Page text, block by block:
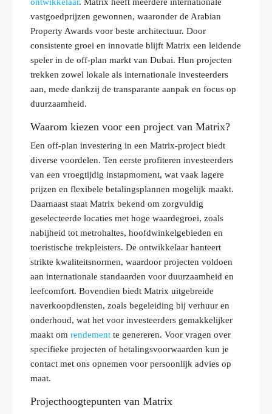
vastgoedprijzen gewonnen, waaronder de Arabian
Property Awards voor beste architectuur. Door
consistente groei en innovatie blijft Matrix een leidende
speler in de off-plan markt van Dubai. Hun projecten
trekken zowel lokale als internationale investeerders
aan, mede dankzij de transparante aanpak en focus op
duurzaamheid.
Waarom kiezen voor een project van Matrix?
Een off-plan investering in een Matrix-project biedt
diverse voordelen. Ten eerste profiteren investeerders
van een vroegtijdig instapmoment, wat vaak lagere
prijzen en flexibele betalingsplannen mogelijk maakt.
Daarnaast staat Matrix bekend om zorgvuldig
geselecteerde locaties met hoge waardegroei, zoals
nabijheid tot metrohaltes, hoofdwinkelgebieden en
toeristische trekpleisters. De ontwikkelaar hanteert
strikte kwaliteitsnormen, waardoor projecten voldoen
aan internationale standaarden voor duurzaamheid en
leefcomfort. Bovendien biedt Matrix uitgebreide
naverkoopdiensten, zoals begeleiding bij verhuur en
onderhoud, wat het voor investeerders gemakkelijker
maakt om rendement te genereren. Voor vragen over
specifieke projecten of betalingsvoorwaarden kun je
contact met ons opnemen voor persoonlijk advies op
maat.
Projecthoogtepunten van Matrix